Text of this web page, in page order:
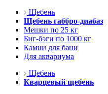
Щебень
Щебень габбро-диабаз
Мешки по 25 кг
Биг-бэги по 1000 кг
Камни для бани
Для аквариума
Щебень
Кварцевый щебень